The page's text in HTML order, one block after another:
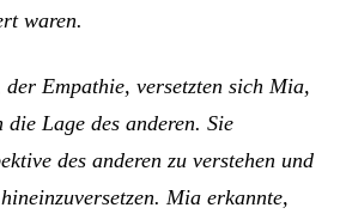
waren.
Empathie, versetzten sich Mia,
Lage des anderen. Sie
des anderen zu verstehen und
Mia erkannte,